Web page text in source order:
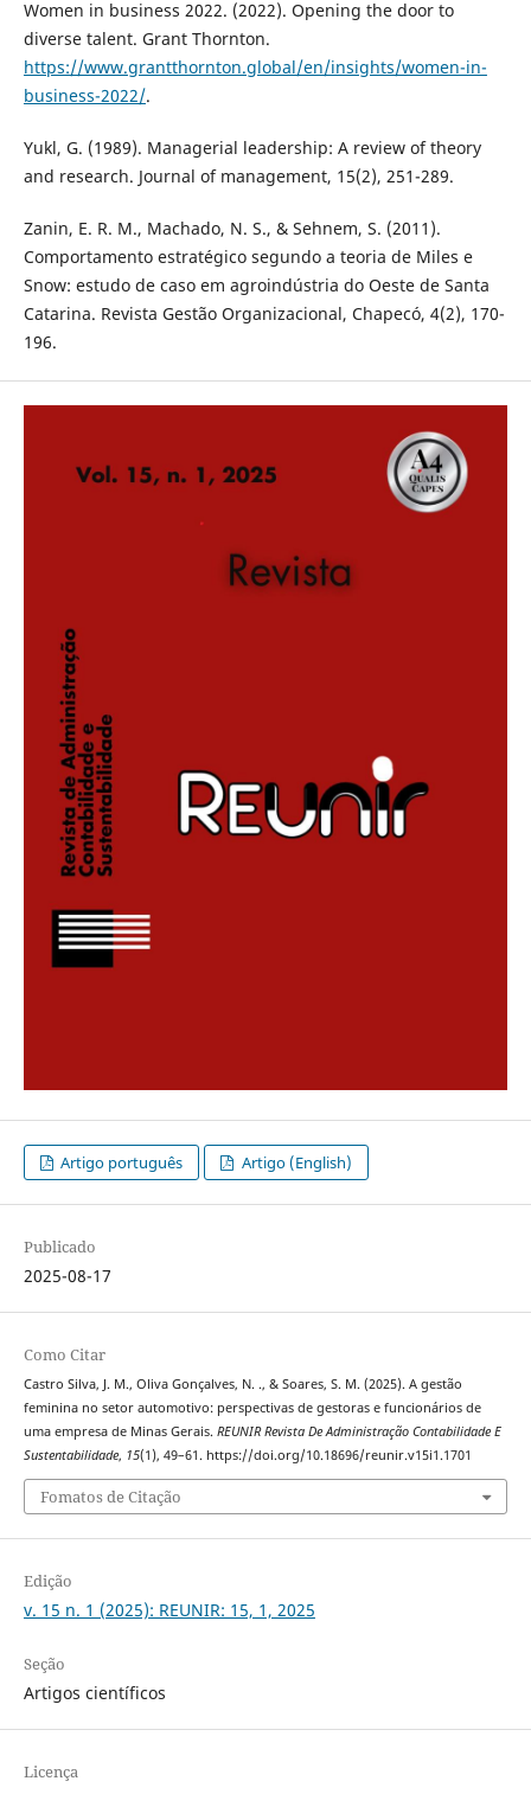
Women in business 2022. (2022). Opening the door to
diverse talent. Grant Thornton.
https://www.grantthornton.global/en/insights/women-in-
business-2022/.
Yukl, G. (1989). Managerial leadership: A review of theory
and research. Journal of management, 15(2), 251-289.
Zanin, E. R. M., Machado, N. S., & Sehnem, S. (2011).
Comportamento estratégico segundo a teoria de Miles e
Snow: estudo de caso em agroindústria do Oeste de Santa
Catarina. Revista Gestão Organizacional, Chapecó, 4(2), 170-
196.
Artigo português Artigo (English)
Publicado
2025-08-17
Como Citar
Castro Silva, J. M., Oliva Gonçalves, N. ., & Soares, S. M. (2025). A gestão
feminina no setor automotivo: perspectivas de gestoras e funcionários de
uma empresa de Minas Gerais. REUNIR Revista De Administração Contabilidade E
Sustentabilidade, 15(1), 49–61. https://doi.org/10.18696/reunir.v15i1.1701
Fomatos de Citação
Edição
v. 15 n. 1 (2025): REUNIR: 15, 1, 2025
Seção
Artigos científicos
Licença